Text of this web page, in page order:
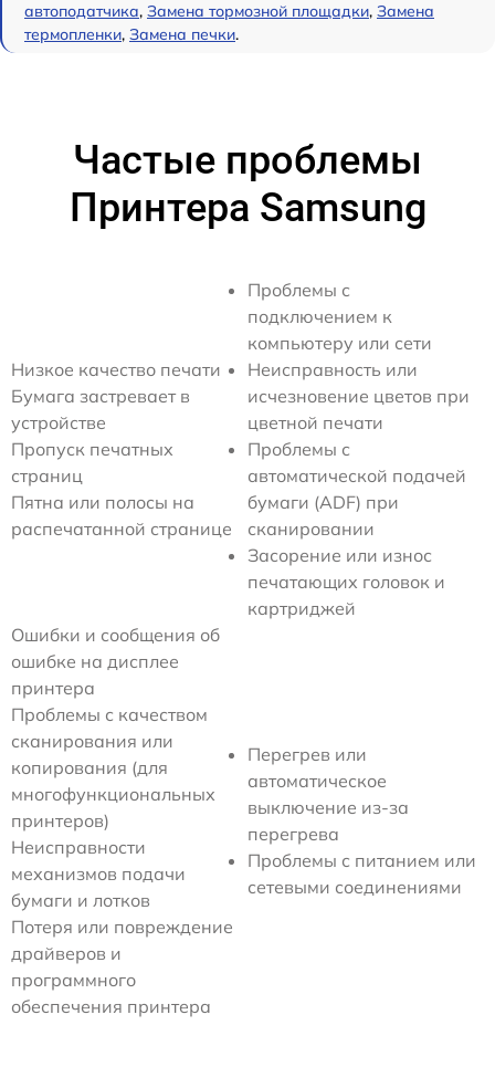
автоподатчика, Замена тормозной площадки, Замена
термопленки, Замена печки.
Частые проблемы
Принтера Samsung
Низкое качество печати
Бумага застревает в
устройстве
Пропуск печатных
страниц
Пятна или полосы на
распечатанной странице
Проблемы с
подключением к
компьютеру или сети
Неисправность или
исчезновение цветов при
цветной печати
Проблемы с
автоматической подачей
бумаги (ADF) при
сканировании
Засорение или износ
печатающих головок и
картриджей
Ошибки и сообщения об
ошибке на дисплее
принтера
Проблемы с качеством
сканирования или
копирования (для
многофункциональных
принтеров)
Неисправности
механизмов подачи
бумаги и лотков
Потеря или повреждение
драйверов и
программного
обеспечения принтера
Перегрев или
автоматическое
выключение из-за
перегрева
Проблемы с питанием или
сетевыми соединениями